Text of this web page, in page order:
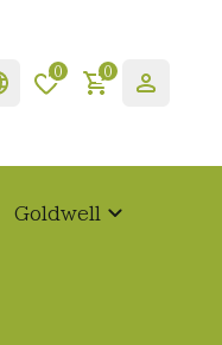
0 0
Goldwell